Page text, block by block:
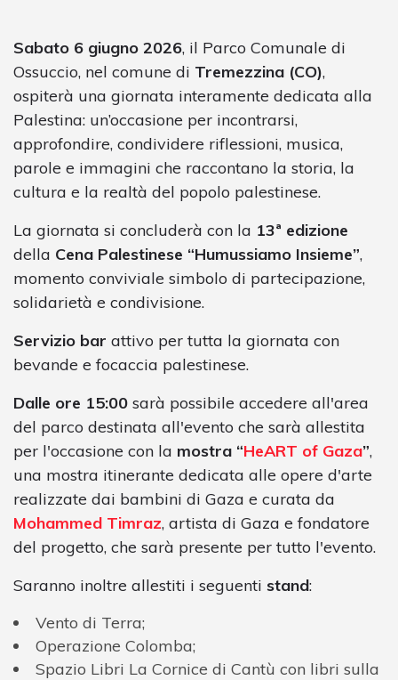
Sabato 6 giugno 2026, il Parco Comunale di
Ossuccio, nel comune di Tremezzina (CO),
ospiterà una giornata interamente dedicata alla
Palestina: un’occasione per incontrarsi,
approfondire, condividere riflessioni, musica,
parole e immagini che raccontano la storia, la
cultura e la realtà del popolo palestinese.
La giornata si concluderà con la 13ª edizione
della Cena Palestinese “Humussiamo Insieme”,
momento conviviale simbolo di partecipazione,
solidarietà e condivisione.
Servizio bar attivo per tutta la giornata con
bevande e focaccia palestinese.
Dalle ore 15:00 sarà possibile accedere all'area
del parco destinata all'evento che sarà allestita
per l'occasione con la mostra “HeART of Gaza”,
una mostra itinerante dedicata alle opere d'arte
realizzate dai bambini di Gaza e curata da
Mohammed Timraz, artista di Gaza e fondatore
del progetto, che sarà presente per tutto l'evento.
Saranno inoltre allestiti i seguenti stand:
Vento di Terra;
Operazione Colomba;
Spazio Libri La Cornice di Cantù con libri sulla